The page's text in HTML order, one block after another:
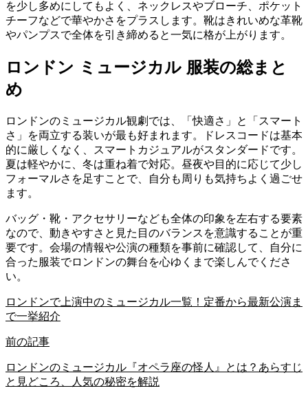
を少し多めにしてもよく、ネックレスやブローチ、ポケット
チーフなどで華やかさをプラスします。靴はきれいめな革靴
やパンプスで全体を引き締めると一気に格が上がります。
ロンドン ミュージカル 服装の総まと
め
ロンドンのミュージカル観劇では、「快適さ」と「スマート
さ」を両立する装いが最も好まれます。ドレスコードは基本
的に厳しくなく、スマートカジュアルがスタンダードです。
夏は軽やかに、冬は重ね着で対応。昼夜や目的に応じて少し
フォーマルさを足すことで、自分も周りも気持ちよく過ごせ
ます。
バッグ・靴・アクセサリーなども全体の印象を左右する要素
なので、動きやすさと見た目のバランスを意識することが重
要です。会場の情報や公演の種類を事前に確認して、自分に
合った服装でロンドンの舞台を心ゆくまで楽しんでくださ
い。
ロンドンで上演中のミュージカル一覧！定番から最新公演ま
で一挙紹介
前の記事
ロンドンのミュージカル『オペラ座の怪人』とは？あらすじ
と見どころ、人気の秘密を解説